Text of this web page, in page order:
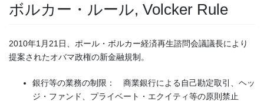
ボルカー・ルール, Volcker Rule
2010年1月21日、ポール・ボルカー経済再生諮問会議議長により
提案されたオバマ政権の新金融規制。
銀行等の業務の制限： 商業銀行による自己勘定取引、ヘッ
ジ・ファンド、プライベート・エクイティ等の原則禁止